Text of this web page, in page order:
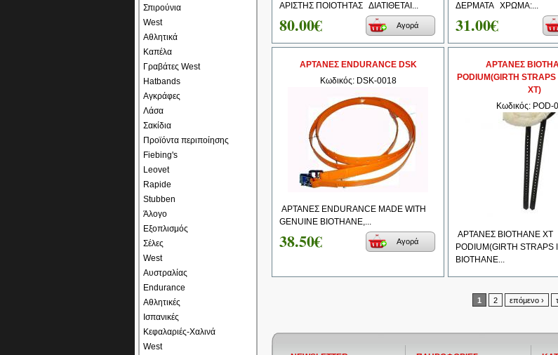
Σπιρούνια
West
Αθλητικά
Καπέλα
Γραβάτες West
Hatbands
Αγκράφες
Λάσα
Σακίδια
Προϊόντα περιποίησης
Fiebing's
Leovet
Rapide
Stubben
Άλογο
Εξοπλισμός
Σέλες
West
Αυστραλίας
Endurance
Αθλητικές
Ισπανικές
Κεφαλαριές-Χαλινά
West
ΑΡΙΣΤΗΣ ΠΟΙΟΤΗΤΑΣ ΔΙΑΤΙΘΕΤΑΙ...
80.00€ Αγορά
ΔΕΡΜΑΤΑ ΧΡΩΜΑ:...
31.00€
ΑΡΤΑΝΕΣ ENDURANCE DSK
Κωδικός: DSK-0018
ΑΡΤΑΝΕΣ ENDURANCE MADE WITH
GENUINE BIOTHANE,...
38.50€ Αγορά
ΑΡΤΑΝΕΣ
PODIUM(GIRTH
ΧΤ)
Κωδικός: POD-
ΑΡΤΑΝΕΣ BIOTHANE XT
PODIUM(GIRTH STRAPS
ΒΙΟΤΗΑΝΕ...
1 2 επόμενο ›